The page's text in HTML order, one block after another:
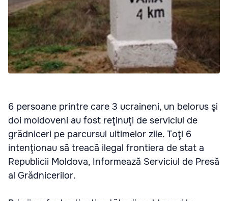
6 persoane printre care 3 ucraineni, un belorus şi
doi moldoveni au fost reţinuţi de serviciul de
grădniceri pe parcursul ultimelor zile. Toţi 6
intenţionau să treacă ilegal frontiera de stat a
Republicii Moldova, Informează Serviciul de Presă
al Grădnicerilor.